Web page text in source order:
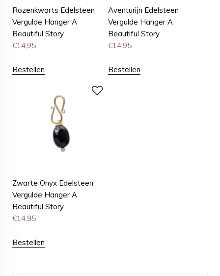
Rozenkwarts Edelsteen
Vergulde Hanger A
Beautiful Story
€14,95
Bestellen
Aventurijn Edelsteen
Vergulde Hanger A
Beautiful Story
€14,95
Bestellen
Zwarte Onyx Edelsteen
Vergulde Hanger A
Beautiful Story
€14,95
Bestellen